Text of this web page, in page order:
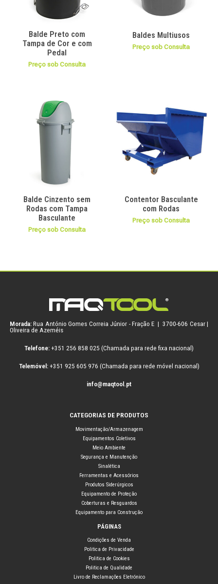
Balde Preto com
Tampa de Cor e com
Pedal
Preço sob Consulta
Baldes Multiusos
Preço sob Consulta
Balde Cinzento sem
Rodas com Tampa
Basculante
Preço sob Consulta
Contentor Basculante
com Rodas
Preço sob Consulta
Morada: Rua António Gomes Correia Júnior - Fração E | 3700-606 Cesar |
Oliveira de Azeméis
Telefone: +351 256 858 025 (Chamada para rede fixa nacional)
Telemóvel:+351 925 605 976 (Chamada para rede móvel nacional)
info@maqtool.pt
CATEGORIAS DE PRODUTOS
Movimentação/Armazenagem
Equipamentos Coletivos
Meio Ambiente
Segurança e Manutenção
Sinalética
Ferramentas e Acessórios
Produtos Siderúrgicos
Equipamento de Proteção
Coberturas e Resguardos
Equipamento para Construção
PÁGINAS
Condições de Venda
Politica de Privacidade
Politica de Cookies
Politica de Qualidade
Livro de Reclamações Eletrónico